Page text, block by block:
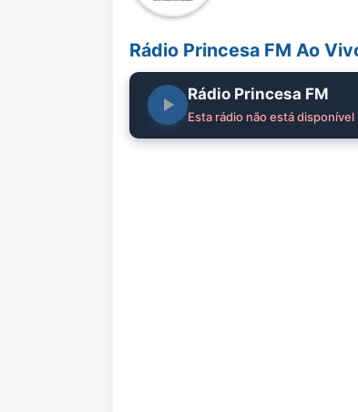
Rádio Princesa FM Ao
Rádio Princesa FM
Esta rádio não está disponível